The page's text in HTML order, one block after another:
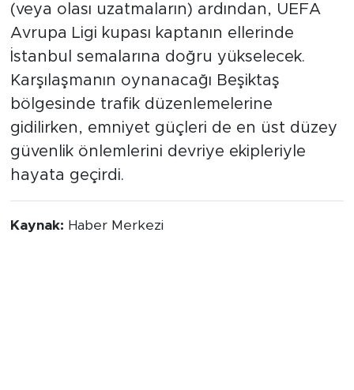
(veya olası uzatmaların) ardından, UEFA
Avrupa Ligi kupası kaptanın ellerinde
İstanbul semalarına doğru yükselecek.
Karşılaşmanın oynanacağı Beşiktaş
bölgesinde trafik düzenlemelerine
gidilirken, emniyet güçleri de en üst düzey
güvenlik önlemlerini devriye ekipleriyle
hayata geçirdi.
Kaynak: Haber Merkezi